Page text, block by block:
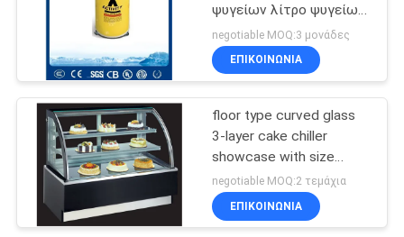
Εμπορική ψυγείο
καταψύκτη
ψυγείων λίτρο ψυγείων
40-60 επίδειξης
εμπορικό
negotiable MOQ:3 μονάδες
ΕΠΙΚΟΙΝΩΝΊΑ
floor type curved glass
3-layer cake chiller
showcase with size
90cm length in stainless
or marble base color
optionl
negotiable MOQ:2 τεμάχια
ΕΠΙΚΟΙΝΩΝΊΑ